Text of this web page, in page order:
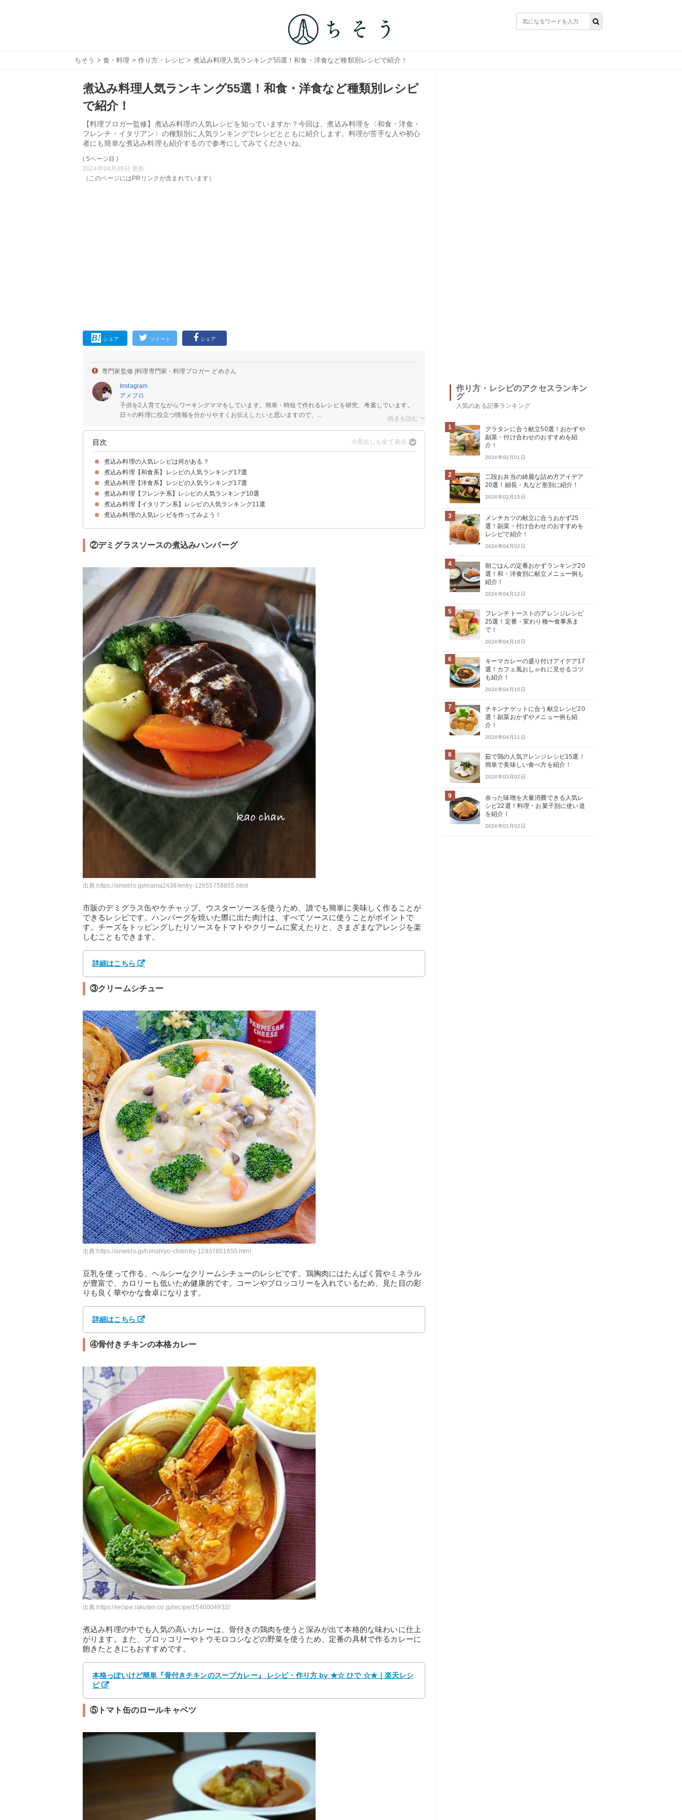
ちそう > 食・料理 >作り方・レシピ > 煮込み料理人気ランキング55選！和食・洋食など種類別レシピで紹介！
煮込み料理人気ランキング55選！和食・洋食など種類別レシピ
で紹介！
【料理ブロガー監修】煮込み料理の人気レシピを知っていますか？今回は、煮込み料理を〈和食・洋食・
フレンチ・イタリアン〉の種類別に人気ランキングでレシピとともに紹介します。料理が苦手な人や初心
者にも簡単な煮込み料理も紹介するので参考にしてみてくださいね。
( 5ページ目 )
2024年04月09日 更新
（このページにはPRリンクが含まれています）
シェア ツイート シェア
専門家監修 |料理専門家・料理ブロガー どめさん
Instagram
アメブロ
子供を2人育てながらワーキングママをしています。簡単・時短で作れるレシピを研究、考案しています。
日々の料理に役立つ情報を分かりやすくお伝えしたいと思いますので、...
目次
煮込み料理の人気レシピは何がある？
煮込み料理【和食系】レシピの人気ランキング17選
①殿堂入りバター味噌肉じゃが
②炊飯器で作れる大根と手羽先の煮物
③作り置きに豚の角煮
④和風煮込みハンバーグ
⑤定番の肉じゃが
⑥和風ロールキャベツ
⑦和風カレー煮込みうどん
⑧付け合わせに使える大根の煮物
⑨圧力鍋でいわしの梅煮
⑩おつまみにぴったりホルモンのどて煮
⑪炊飯器でほったらかしおでん
⑫おつまみにぴったりのホルモン煮込み
⑬簡単作り置き牛肉のしぐれ煮
⑭野菜たっぷりモツ鍋
⑮キャベツと豚肉の白だし煮
⑯大根の和風カレー
⑰イカと大根の煮物
煮込み料理【洋食系】レシピの人気ランキング17選
①王道の簡単本格ビーフシチュー
②デミグラスソースの煮込みハンバーグ
③クリームシチュー
④骨付きチキンの本格カレー
⑤トマト缶のロールキャベツ
⑥豚肉と白菜のトマト煮込み
⑦豚肉のウイスキー煮込み
⑧ヨーグルトとバターのチキンカレー
⑨白身魚のトマト煮込み
⑩鶏肉のクリーム煮
⑪ビーフストロガノフ
⑫野菜のクリームシチュー
⑬キャンプで食べたい鶏肉のトマト煮込み
⑭魚のココナッツカレー
⑮牛肉と野菜のトマト煮込み
⑯豚肉のビール煮
⑰豚肉と白菜のクリーム煮
煮込み料理【フレンチ系】レシピの人気ランキング10選
①じゃがいもと人参の簡単ポトフ
②フレンチの定番ラタトゥイユ
③パーティーにぴったりのブイヤベース
④おもてなしに最適なブフ・ブルギニョン
⑤オリーブオイルとバターのフリカッセ
⑥ほったらかし塩豚風ポトフ
⑦ウインナーのラタトゥイユ
⑧ブイヤベースのリゾット
⑨牛肉のフリカッセ
⑩鶏肉のノルマンディ風煮込み
煮込み料理【イタリアン系】レシピの人気ランキング11選
①鶏肉と赤ワインのカチャトーラ
②スペッツァティーノ
③初心者におすすめのミネストローネ
④おもてなしに使えるカポナータ
⑤フィレンツェ風のグリンピース煮込み
⑥アスパラガスのクレマ
⑦豆乳とベーコンのリゾット
⑧鶏肉のカポナータ
⑨イタリア野菜のトマト煮込み
⑩渡り蟹のチーズリゾット
⑪牛肉のカポナータ
煮込み料理の人気レシピを作ってみよう！
②デミグラスソースの煮込みハンバーグ
出典:https://ameblo.jp/mama2438/entry-12655758855.html
市販のデミグラス缶やケチャップ、ウスターソースを使うため、誰でも簡単に美味しく作ることが
できるレシピです。ハンバーグを焼いた際に出た肉汁は、すべてソースに使うことがポイントで
す。チーズをトッピングしたりソースをトマトやクリームに変えたりと、さまざまなアレンジを楽
しむこともできます。
詳細はこちら
③クリームシチュー
出典:https://ameblo.jp/himahiyo-ch/entry-12837851655.html
豆乳を使って作る、ヘルシーなクリームシチューのレシピです。鶏胸肉にはたんぱく質やミネラル
が豊富で、カロリーも低いため健康的です。コーンやブロッコリーを入れているため、見た目の彩
りも良く華やかな食卓になります。
詳細はこちら
④骨付きチキンの本格カレー
出典:https://recipe.rakuten.co.jp/recipe/1540004932/
煮込み料理の中でも人気の高いカレーは、骨付きの鶏肉を使うと深みが出て本格的な味わいに仕上
がります。また、ブロッコリーやトウモロコシなどの野菜を使うため、定番の具材で作るカレーに
飽きたときにもおすすめです。
本格っぽいけど簡単『骨付きチキンのスープカレー』 レシピ・作り方 by ★☆ ひで ☆★｜楽天レシ
ピ
⑤トマト缶のロールキャベツ
作り方・レシピのアクセスランキン
グ
人気のある記事ランキング
1
グラタンに合う献立50選！おかずや
副菜・付け合わせのおすすめを紹
介！
2024年02月01日
2
二段お弁当の綺麗な詰め方アイデア
20選！細長・丸など形別に紹介！
2024年02月15日
3
メンチカツの献立に合うおかず25
選！副菜・付け合わせのおすすめを
レシピで紹介！
2024年04月02日
4
朝ごはんの定番おかずランキング20
選！和・洋食別に献立メニュー例も
紹介！
2024年04月12日
5
フレンチトーストのアレンジレシピ
25選！定番・変わり種〜食事系ま
で！
2024年04月10日
6
キーマカレーの盛り付けアイデア17
選！カフェ風おしゃれに見せるコツ
も紹介！
2024年04月10日
7
チキンナゲットに合う献立レシピ20
選！副菜おかずやメニュー例も紹
介！
2024年04月11日
8
茹で鶏の人気アレンジレシピ15選！
簡単で美味しい食べ方を紹介！
2024年03月02日
9
余った味噌を大量消費できる人気レ
シピ22選！料理・お菓子別に使い道
を紹介！
2024年01月02日